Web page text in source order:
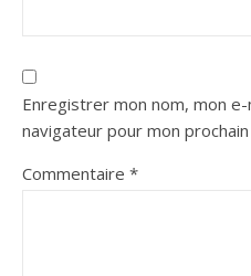
Enregistrer mon nom, mon
navigateur pour mon
Commentaire *